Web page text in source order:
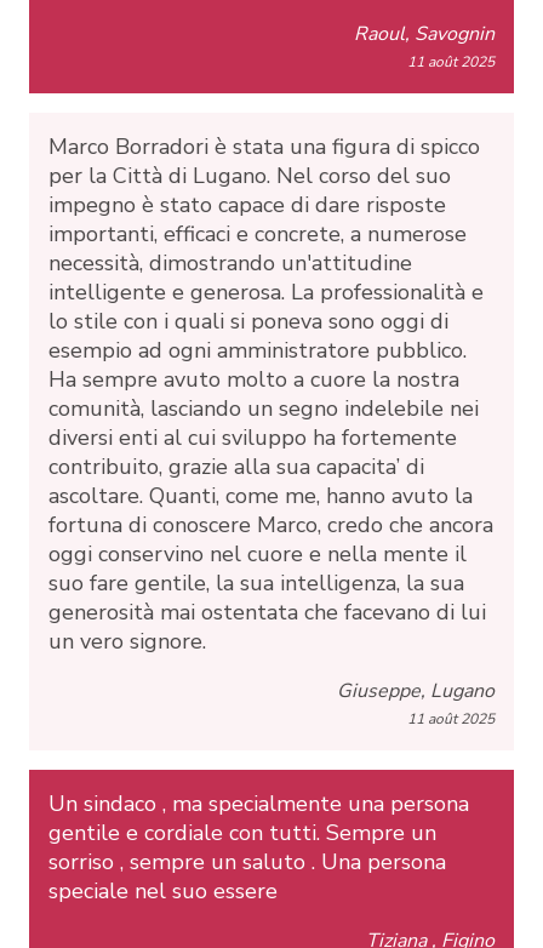
Raoul, Savognin
11 août 2025
Marco Borradori è stata una figura di spicco
per la Città di Lugano. Nel corso del suo
impegno è stato capace di dare risposte
importanti, efficaci e concrete, a numerose
necessità, dimostrando un'attitudine
intelligente e generosa. La professionalità e
lo stile con i quali si poneva sono oggi di
esempio ad ogni amministratore pubblico.
Ha sempre avuto molto a cuore la nostra
comunità, lasciando un segno indelebile nei
diversi enti al cui sviluppo ha fortemente
contribuito, grazie alla sua capacita’ di
ascoltare. Quanti, come me, hanno avuto la
fortuna di conoscere Marco, credo che ancora
oggi conservino nel cuore e nella mente il
suo fare gentile, la sua intelligenza, la sua
generosità mai ostentata che facevano di lui
un vero signore.
Giuseppe, Lugano
11 août 2025
Un sindaco , ma specialmente una persona
gentile e cordiale con tutti. Sempre un
sorriso , sempre un saluto . Una persona
speciale nel suo essere
Tiziana , Figino